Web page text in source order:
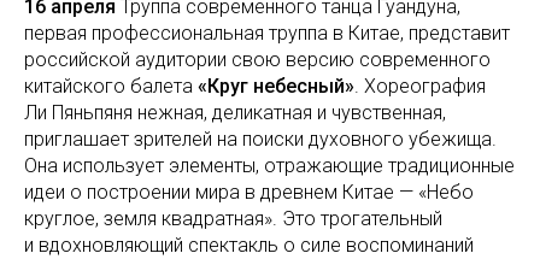
16 апреля Труппа современного танца Гуандуна,
первая профессиональная труппа в Китае, представит
российской аудитории свою версию современного
китайского балета «Круг небесный». Хореография
Ли Пяньпяня нежная, деликатная и чувственная,
приглашает зрителей на поиски духовного убежища.
Она использует элементы, отражающие традиционные
идеи о построении мира в древнем Китае — «Небо
круглое, земля квадратная». Это трогательный
и вдохновляющий спектакль о силе воспоминаний